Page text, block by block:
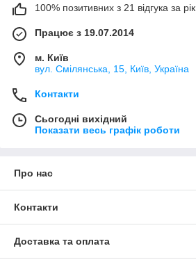
100% позитивних з 21 відгука за рік
Працює з 19.07.2014
м. Київ
вул. Смілянська, 15, Київ, Україна
Контакти
Сьогодні вихідний
Показати весь графік роботи
Про нас
Контакти
Доставка та оплата